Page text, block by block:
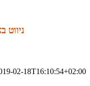
ניווט
02-18T16:10:54+02:00